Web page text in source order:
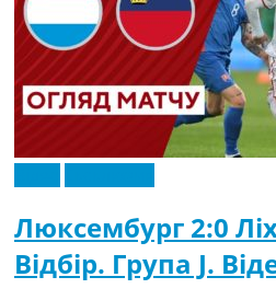
Люксембург 2:0
Відбір. Група J.